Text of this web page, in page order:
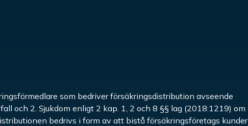
som bedriver försäkringsdistribution avseende
och 2. Sjukdom enligt 2 kap. 1, 2 och 8 §§ lag (2018:1219) om
bedrivs i form av att bistå försäkringsföretags kunder